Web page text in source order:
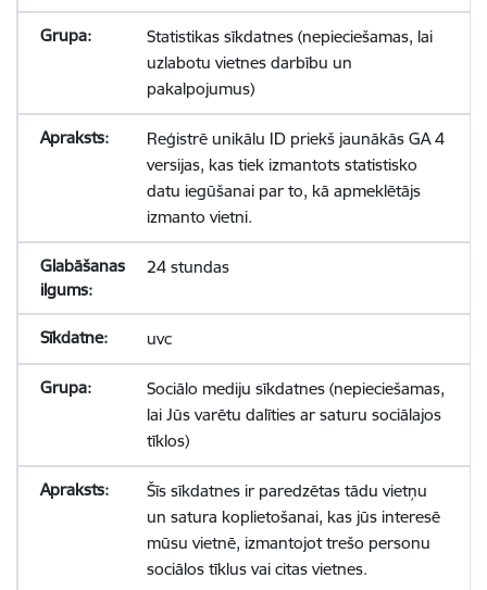
Statistikas sīkdatnes (nepieciešamas, lai
uzlabotu vietnes darbību un
pakalpojumus)
Reģistrē unikālu ID priekš jaunākās GA 4
versijas, kas tiek izmantots statistisko
datu iegūšanai par to, kā apmeklētājs
izmanto vietni.
24 stundas
uvc
Sociālo mediju sīkdatnes (nepieciešamas,
lai Jūs varētu dalīties ar saturu sociālajos
tīklos)
Šīs sīkdatnes ir paredzētas tādu vietņu
un satura koplietošanai, kas jūs interesē
mūsu vietnē, izmantojot trešo personu
sociālos tīklus vai citas vietnes.